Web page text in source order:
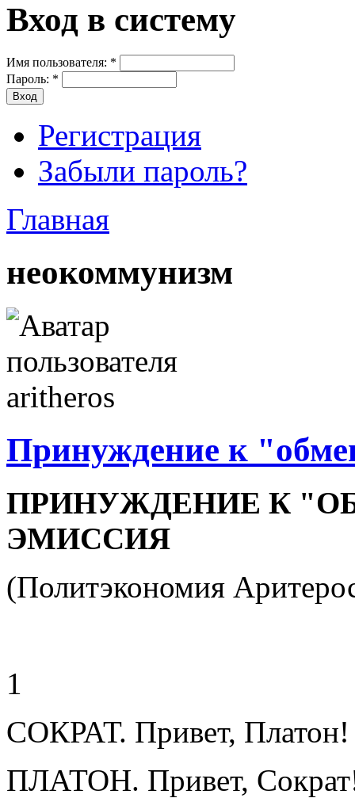
Вход в систему
Имя пользователя: *
Пароль: *
Регистрация
Забыли пароль?
Главная
неокоммунизм
Принуждение к
ПРИНУЖДЕНИЕ К
ЭМИССИЯ
(Политэкономия
1
СОКРАТ. Привет, Платон!
ПЛАТОН. Привет,